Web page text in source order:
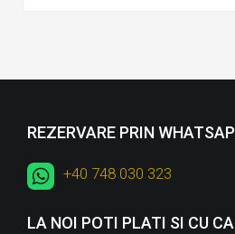
REZERVARE PRIN
+40 748 030 323
LA NOI POTI PLATI SI CU